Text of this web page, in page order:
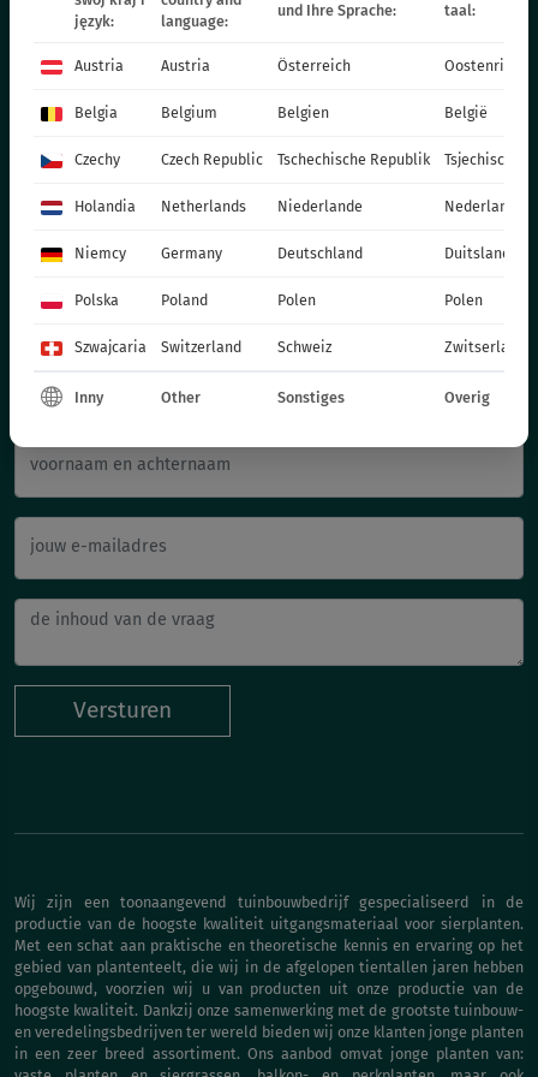
VITROFLORA Grupa Producentów Spółka z o.o.
Trzęsacz 25 86-022 Dobrcz
+48 52 326 20 00
e-mail: info@vitroflora.com.pl
Schrijf ons
voornaam en achternaam
jouw e-mailadres
Versturen
Wij zijn een toonaangevend tuinbouwbedrijf gespecialiseerd in de
productie van de hoogste kwaliteit uitgangsmateriaal voor sierplanten.
Met een schat aan praktische en theoretische kennis en ervaring op het
gebied van plantenteelt, die wij in de afgelopen tientallen jaren hebben
opgebouwd, voorzien wij u van producten uit onze productie van de
hoogste kwaliteit. Dankzij onze samenwerking met de grootste tuinbouw-
en veredelingsbedrijven ter wereld bieden wij onze klanten jonge planten
in een zeer breed assortiment. Ons aanbod omvat jonge planten van:
język:
language:
und Ihre Sprache:
taal:
Austria Austria Österreich Oostenrijk
Belgia Belgium Belgien België
Czechy Czech Republic Tschechische Republik Tsjechische
Holandia Netherlands Niederlande Nederland
Niemcy Germany Deutschland Duitsland
Polska Poland Polen Polen
Szwajcaria Switzerland Schweiz Zwitserland
Inny Other Sonstiges Overig